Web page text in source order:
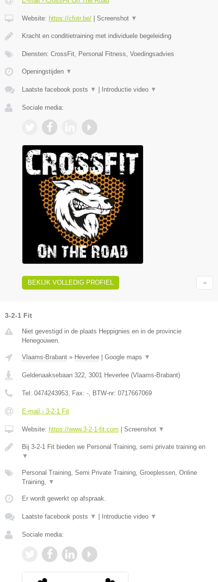
Website: https://cfotr.be/ Screenshot ▼
Kracht en conditietraining met individuele begeleiding
Diensten: CrossFit, Personal Fitness, Voedingsadvies
Openingstijden ▼
Laatste facebook posts ▼ Introductie video ▼
Sociale media:
BEKIJK VOLLEDIG PROFIEL
3-2-1 Fit
Niet gevestigd in de plaats Heppignies en in de provincie
Henegouwen.
Vlaams-Brabant » Heverlee Google maps ▼
Geldenaaksebaan 322, 3001 Heverlee (Vlaams-Brabant)
Tel: 0474243953, Fax: -, BTW-nr: 0717667069
E-mail › 3-2-1 Fit
Website: https://www.3-2-1-fit.com Screenshot ▼
Bij 3-2-1 Fit bieden we Personal Training, semi private training en
▼
Personal Training, Semi Private Training, Groeplessen, Online
Training, ▼
Er wordt gewerkt op afspraak.
Laatste facebook posts ▼ Introductie video ▼
Sociale media: